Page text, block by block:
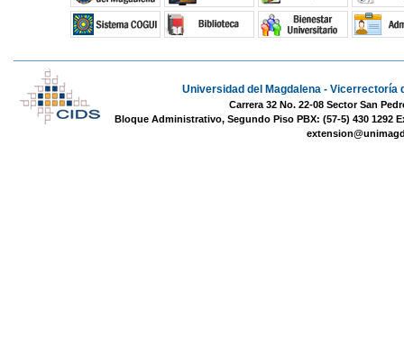
Universidad del Magdalena - Vicerrectoría
Carrera 32 No. 22-08 Sector San
Bloque Administrativo, Segundo Piso PBX: (57-5) 430 1292